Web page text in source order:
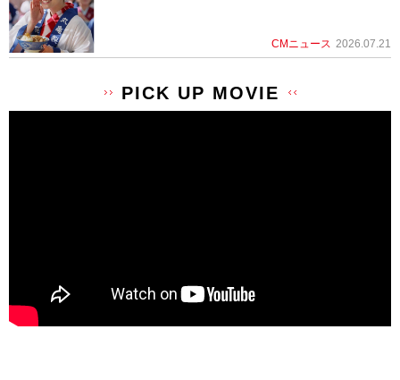
CMニュース 2026.07.21
PICK UP MOVIE